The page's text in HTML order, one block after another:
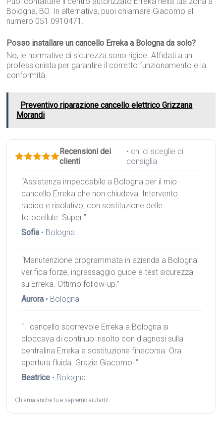
Bologna, BO. In alternativa, puoi chiamare Giacomo al
numero 051 0910471.
Posso installare un cancello Erreka a Bologna da solo?
No, le normative di sicurezza sono rigide. Affidati a un
professionista per garantire il corretto funzionamento e la
conformità.
Preventivo riparazione cancello elettrico Grizzana
Morandi
Recensioni dei
clienti
• chi ci sceglie ci
consiglia
“Assistenza impeccabile a Bologna per il mio
cancello Erreka che non chiudeva. Intervento
rapido e risolutivo, con sostituzione delle
fotocellule. Super!”
Sofia • Bologna
“Manutenzione programmata in azienda a Bologna:
verifica forze, ingrassaggio guide e test sicurezza
su Erreka. Ottimo follow-up.”
Aurora • Bologna
“Il cancello scorrevole Erreka a Bologna si
bloccava di continuo: risolto con diagnosi sulla
centralina Erreka e sostituzione finecorsa. Ora
apertura fluida. Grazie Giacomo! ”
Beatrice • Bologna
Chiama anche tu e sapremo aiutarti!.